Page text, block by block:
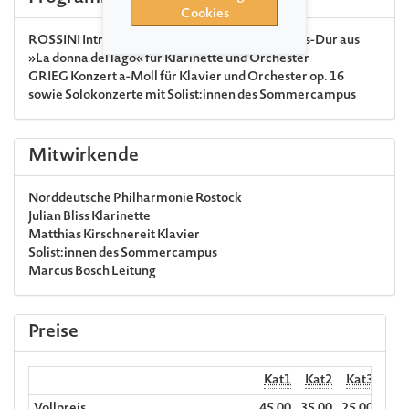
ROSSINI Introduktion, Thema und Variationen Es-Dur aus
»La donna del lago« für Klarinette und Orchester
GRIEG Konzert a-Moll für Klavier und Orchester op. 16
sowie Solokonzerte mit Solist:innen des Sommercampus
Mitwirkende
Norddeutsche Philharmonie Rostock
Julian BlissKlarinette
Matthias KirschnereitKlavier
Solist:innen des Sommercampus
Marcus BoschLeitung
Preise
Kat1 Kat2 Kat3
Cookies